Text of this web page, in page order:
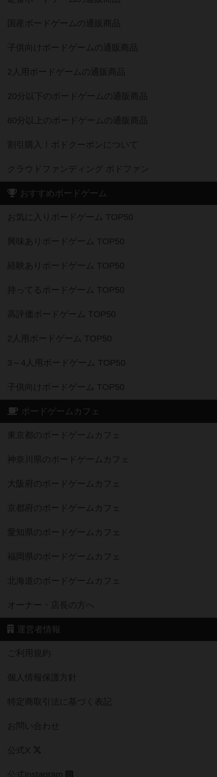
国産ボードゲームの通販商品
子供向けボードゲームの通販商品
2人用ボードゲームの通販商品
20分以下のボードゲームの通販商品
60分以上のボードゲームの通販商品
割引購入！ボドクーポンについて
クラウドファンディング ボドファン
おすすめボードゲーム
お気に入りボードゲーム TOP50
興味ありボードゲーム TOP50
経験ありボードゲーム TOP50
持ってるボードゲーム TOP50
高評価ボードゲーム TOP50
2人用ボードゲーム TOP50
3～4人用ボードゲーム TOP50
子供向けボードゲーム TOP50
ボードゲームカフェ
東京都のボードゲームカフェ
神奈川県のボードゲームカフェ
大阪府のボードゲームカフェ
京都府のボードゲームカフェ
愛知県のボードゲームカフェ
福岡県のボードゲームカフェ
北海道のボードゲームカフェ
オーナー・店長の方へ
運営者情報
ご利用規約
個人情報保護方針
特定商取引法に基づく表記
お問い合わせ
公式X
公式instagram